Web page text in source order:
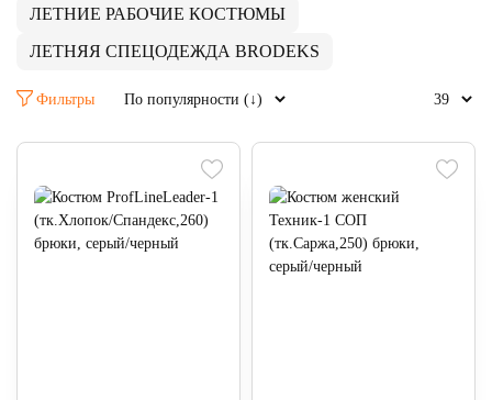
ЛЕТНИЕ РАБОЧИЕ КОСТЮМЫ
ЛЕТНЯЯ СПЕЦОДЕЖДА BRODEKS
Фильтры